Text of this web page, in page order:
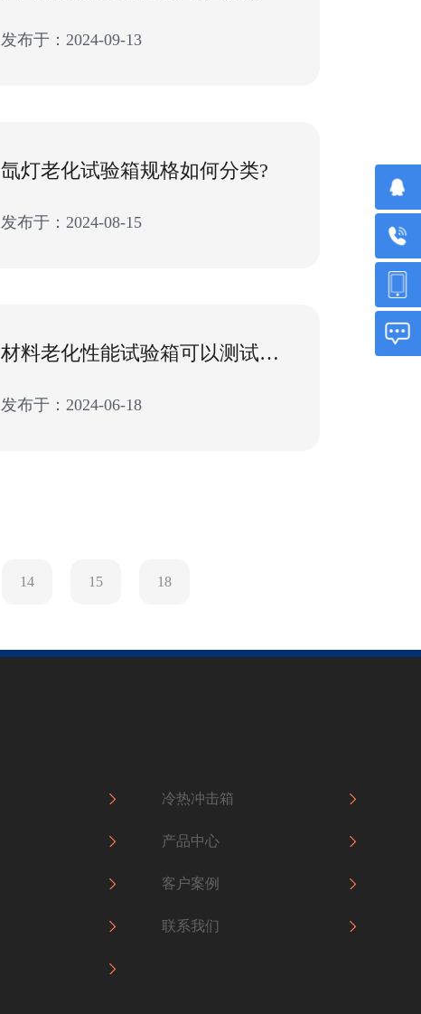
发布于：2024-09-13
氙灯老化试验箱规格如何分类?
发布于：2024-08-15
材料老化性能试验箱可以测试什么材料？
发布于：2024-06-18
14 15 18
冷热冲击箱
产品中心
客户案例
联系我们